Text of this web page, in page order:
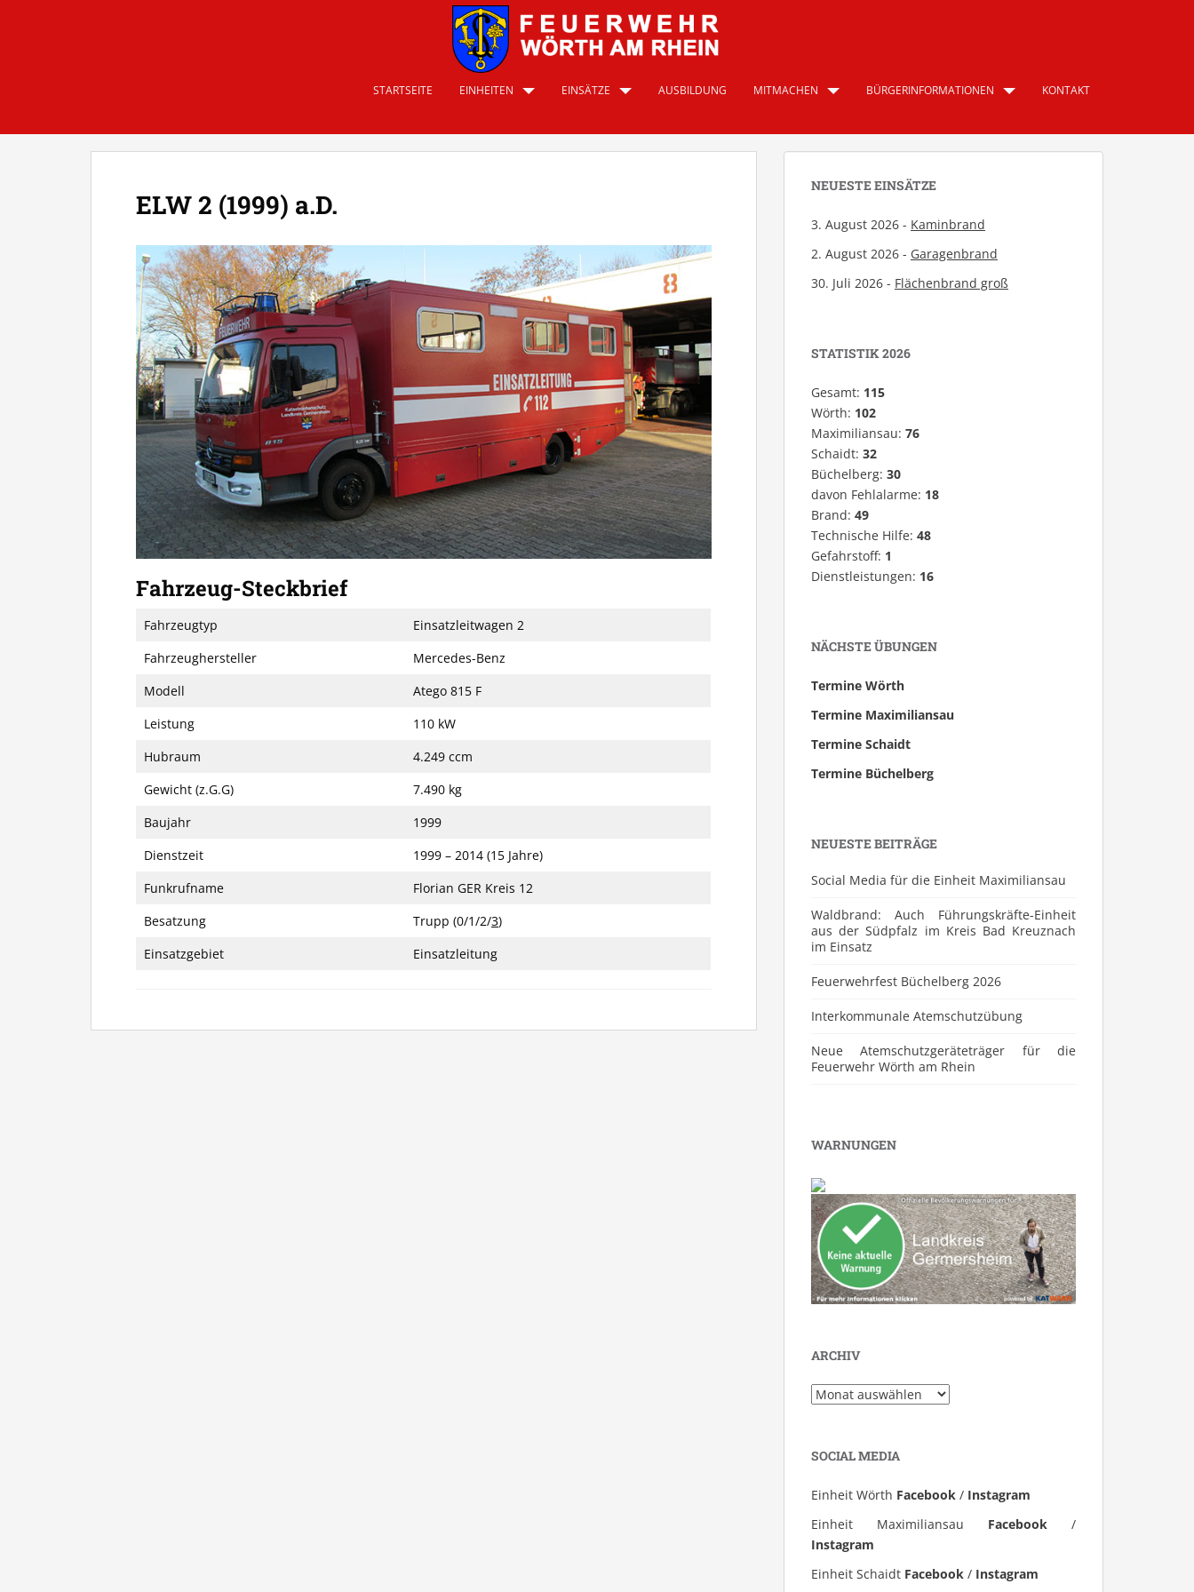
STARTSEITE EINHEITEN EINSÄTZE AUSBILDUNG MITMACHEN BÜRGERINFORMATIONEN KONTAKT
ELW 2 (1999) a.D.
Fahrzeug-Steckbrief
Fahrzeugtyp
Einsatzleitwagen 2
Fahrzeughersteller
Mercedes-Benz
Modell
Atego 815 F
Leistung
110 kW
Hubraum
4.249 ccm
Gewicht (z.G.G)
7.490 kg
Baujahr
1999
Dienstzeit
1999 – 2014 (15 Jahre)
Funkrufname
Florian GER Kreis 12
Besatzung
Trupp (0/1/2/3)
Einsatzgebiet
Einsatzleitung
NEUESTE EINSÄTZE
3. August 2026 - Kaminbrand
2. August 2026 - Garagenbrand
30. Juli 2026 - Flächenbrand groß
STATISTIK 2026
Gesamt: 115
Wörth: 102
Maximiliansau: 76
Schaidt: 32
Büchelberg: 30
davon Fehlalarme: 18
Brand: 49
Technische Hilfe: 48
Gefahrstoff: 1
Dienstleistungen: 16
NÄCHSTE ÜBUNGEN
Termine Wörth
Termine Maximiliansau
Termine Schaidt
Termine Büchelberg
NEUESTE BEITRÄGE
Social Media für die Einheit Maximiliansau
Waldbrand: Auch Führungskräfte-Einheit
aus der Südpfalz im Kreis Bad Kreuznach
im Einsatz
Feuerwehrfest Büchelberg 2026
⁠Interkommunale Atemschutzübung
Neue Atemschutzgeräteträger für die
Feuerwehr Wörth am Rhein
WARNUNGEN
ARCHIV
Archiv
SOCIAL MEDIA
Einheit Wörth Facebook / Instagram
Einheit Maximiliansau Facebook /
Instagram
Einheit Schaidt Facebook / Instagram